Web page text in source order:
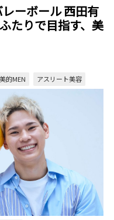
レーボール 西田有
たりで目指す、美
美的MEN アスリート美容